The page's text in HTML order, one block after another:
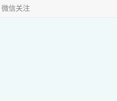
微信关注